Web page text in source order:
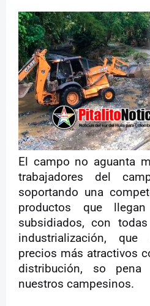
El campo no aguanta
trabajadores del
soportando una
productos que
subsidiados, con
industrialización,
precios más atractivos
distribución, so
nuestros campesinos.